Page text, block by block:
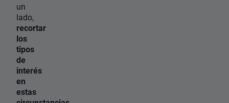
un
lado,
recortar
los
tipos
de
interés
en
estas